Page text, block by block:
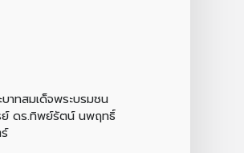
าทสมเด็จพระบรมชน
ย์ ดร.ทิพย์รัตน์ นพฤทธิ์